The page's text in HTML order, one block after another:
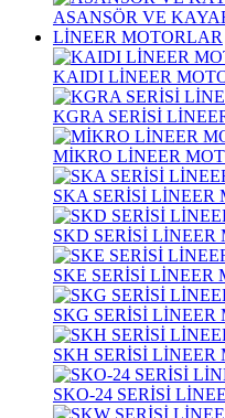
ASANSÖR VE
LİNEER MOTORLAR
KAIDI LİNEER
KGRA SERİSİ
MİKRO LİNEER
SKA SERİSİ LİNEER
SKD SERİSİ LİNEER
SKE SERİSİ LİNEER
SKG SERİSİ LİNEER
SKH SERİSİ LİNEER
SKO-24 SERİSİ